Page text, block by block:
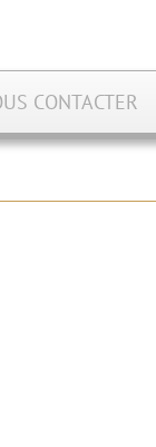
CONTACTER